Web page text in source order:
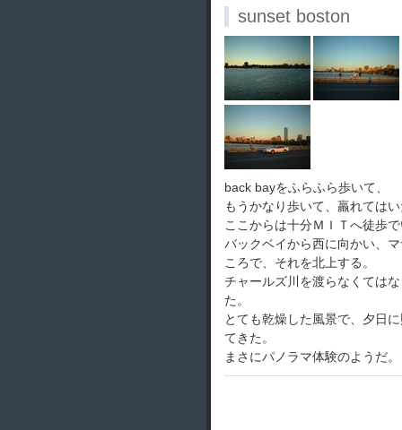
sunset boston
back bayをふらふら歩いて、
もうかなり歩いて、羸れては
ここからは十分ＭＩＴへ徒歩
バックベイから西に向かい、
ころで、それを北上する。
チャールズ川を渡らなくては
た。
とても乾燥した風景で、夕日
てきた。
まさにパノラマ体験のようだ。